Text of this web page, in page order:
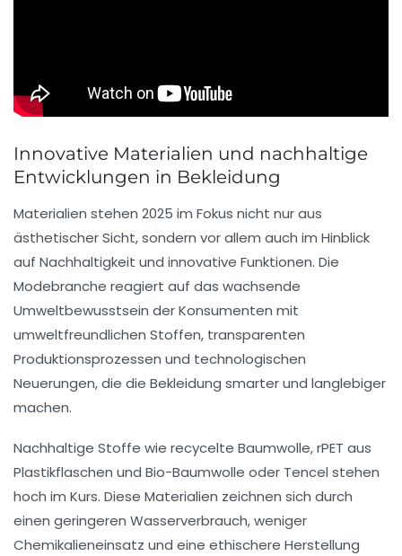
Innovative Materialien und nachhaltige
Entwicklungen in Bekleidung
Materialien stehen 2025 im Fokus nicht nur aus
ästhetischer Sicht, sondern vor allem auch im Hinblick
auf Nachhaltigkeit und innovative Funktionen. Die
Modebranche reagiert auf das wachsende
Umweltbewusstsein der Konsumenten mit
umweltfreundlichen Stoffen, transparenten
Produktionsprozessen und technologischen
Neuerungen, die die Bekleidung smarter und langlebiger
machen.
Nachhaltige Stoffe wie recycelte Baumwolle,rPET aus
Plastikflaschen und Bio-Baumwolle oder Tencel stehen
hoch im Kurs. Diese Materialien zeichnen sich durch
einen geringeren Wasserverbrauch, weniger
Chemikalieneinsatz und eine ethischere Herstellung